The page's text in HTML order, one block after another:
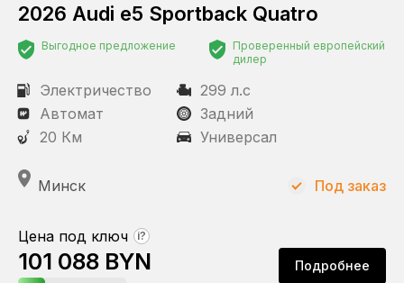
2026 Audi e5 Sportback Quatro
Выгодное предложение
Проверенный европейский
дилер
Электричество
299 л.с
Автомат
Задний
20 Км
Универсал
Минск
Цена под ключ ?
101 088 BYN Подробнее
Под заказ